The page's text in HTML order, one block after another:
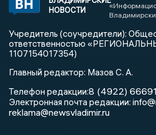
НОВОСТИ
Учредитель (соучредители):
ответственностью
1107154017354)
Главный редактор: Мазов С. А.
Телефон редакции:8 (4922)
Электронная почта редакции:
reklama@newsvladimir.ru